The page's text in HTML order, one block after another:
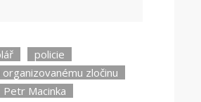
policie
zločinu
Petr Macinka